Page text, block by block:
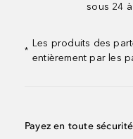
sous 24
*
Les produits des
entièrement par les
Payez en toute sécurité